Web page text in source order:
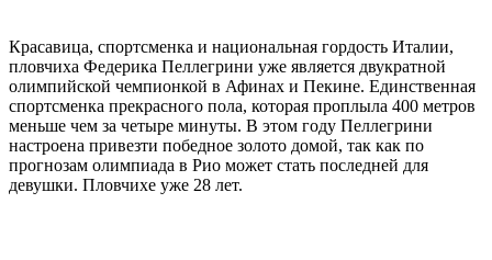
Красавица, спортсменка и национальная гордость Италии,
пловчиха Федерика Пеллегрини уже является двукратной
олимпийской чемпионкой в Афинах и Пекине. Единственная
спортсменка прекрасного пола, которая проплыла 400 метров
меньше чем за четыре минуты. В этом году Пеллегрини
настроена привезти победное золото домой, так как по
прогнозам олимпиада в Рио может стать последней для
девушки. Пловчихе уже 28 лет.